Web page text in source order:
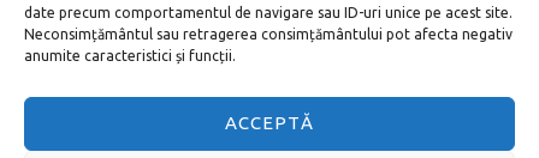
date precum comportamentul de navigare sau ID-uri unice pe acest site.
Neconsimțământul sau retragerea consimțământului pot afecta negativ
anumite caracteristici și funcții.
ACCEPTĂ